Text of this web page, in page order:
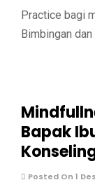
Practice bagi
Bimbingan
Bapak
Posted On 1